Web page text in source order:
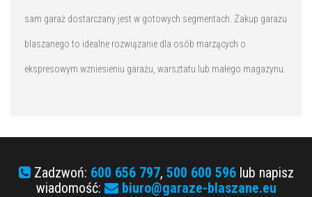
sam garaż dostarczany jest w gotowych segmentach. Zakup garażu
blaszanego to idealne rozwiązanie dla osób marzących o
ekspresowym wzniesieniu garażu, warsztatu lub małego magazynu.
Zadzwoń: 600 656 797, 500 600 596lub napisz
wiadomość:
biuro@garaze-blaszane.eu